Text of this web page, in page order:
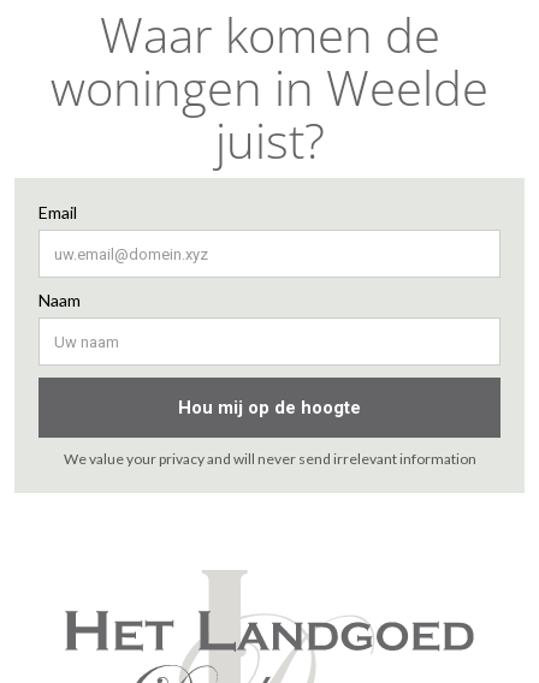
Waar komen de
woningen in Weelde
juist?